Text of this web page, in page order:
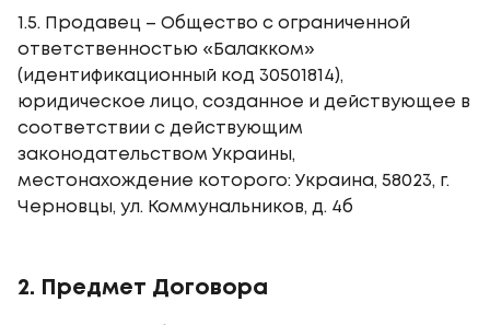
1.5. Продавец – Общество с ограниченной
ответственностью «Балакком»
(идентификационный код 30501814),
юридическое лицо, созданное и действующее в
соответствии с действующим
законодательством Украины,
местонахождение которого: Украина, 58023, г.
Черновцы, ул. Коммунальников, д. 4б
2. Предмет Договора